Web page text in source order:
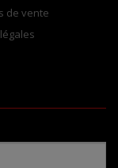
de vente